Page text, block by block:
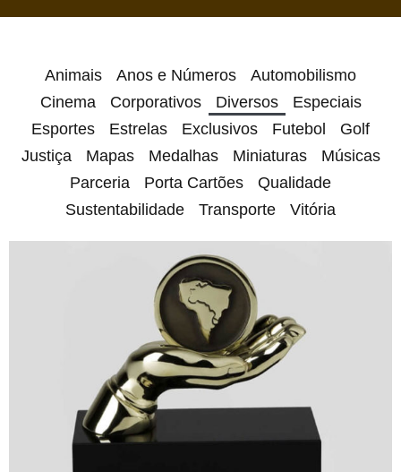
Animais Anos e Números
Automobilismo
Cinema
Corporativos Diversos
Especiais
Esportes
Estrelas Exclusivos Futebol
Golf
Justiça
Mapas Medalhas Miniaturas
Músicas
Parceria
Porta Cartões
Qualidade
Sustentabilidade
Transporte Vitória